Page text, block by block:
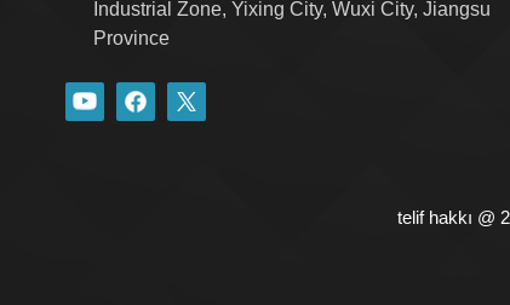
Industrial Zone, Yixing City, Wuxi City, Jiangsu
Province
telif hakkı @